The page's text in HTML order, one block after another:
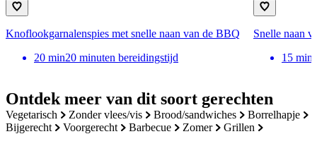
Ontdek meer van dit soort gerechten
vegetarisch zonder vlees/vis brood/sandwiches
borrelhapje
bijgerecht
voorgerecht barbecue zomer grillen
Knoflookgarnalenspies met snelle naan van de BBQ
20 min20 minuten bereidingstijd
Snelle naan
15 min